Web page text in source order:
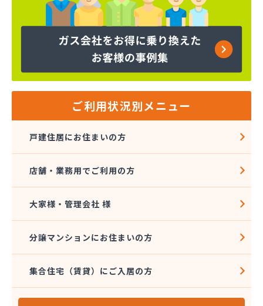
株式会社ツバメガスサービス 鹿児島枕崎事業所
株式会社ツバメガス鹿児島
株式会社はしコーポレーション プロパン充填所
株式会社ホームエネルギー南九州 鹿屋センター
株式会社レモンガスかごしま
株式会社阿久根プロパン
株式会社共栄
株式会社共栄 宮之城支店
株式会社共栄 国分支店
株式会社共栄 出水営業所
株式会社前野石油 鹿児島営業所
株式会社谷山ガス
岩下プロパン
久木田プロパンガス
宮園プロパン有限会社
ご利用状況別メニュー
戸建住居にお住まいの方
店舗・業務用でご利用の方
大家様・管理会社 様
分譲マンションにお住まいの方
集合住宅（賃貸）にご入居の方